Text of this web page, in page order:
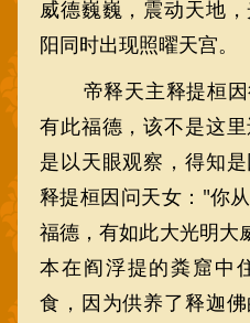
威德巍巍，震动天地
阳同时出现照曜天宫。
帝释天主释提桓
有此福德，该不是这
是以天眼观察，得知是
释提桓因问天女："你
福德，有如此大光明大
本在阎浮提的粪窟中
食，因为供养了释迦